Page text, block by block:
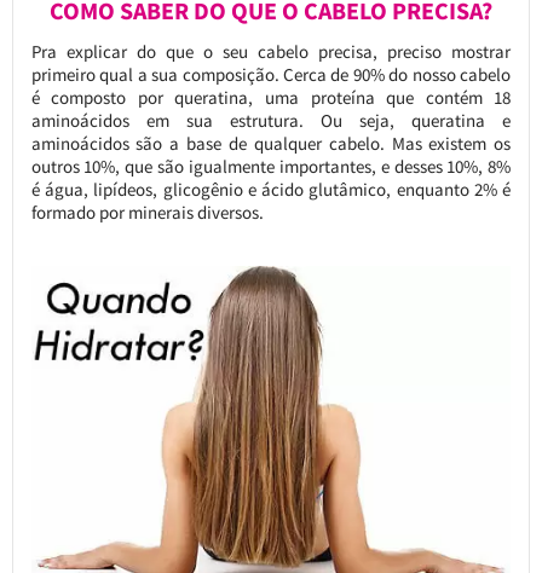
COMO SABER DO QUE O CABELO PRECISA?
Pra explicar do que o seu cabelo precisa, preciso mostrar
primeiro qual a sua composição. Cerca de 90% do nosso cabelo
é composto por queratina, uma proteína que contém 18
aminoácidos em sua estrutura. Ou seja, queratina e
aminoácidos são a base de qualquer cabelo. Mas existem os
outros 10%, que são igualmente importantes, e desses 10%, 8%
é água, lipídeos, glicogênio e ácido glutâmico, enquanto 2% é
formado por minerais diversos.